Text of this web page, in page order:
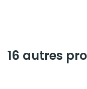
16 autres